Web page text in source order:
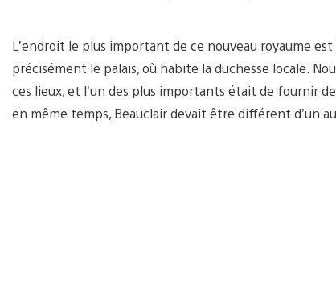
L’endroit le plus important de ce nouveau royaume
précisément le palais, où habite la duchesse locale.
ces lieux, et l’un des plus importants était de fournir
en même temps, Beauclair devait être différent d’un